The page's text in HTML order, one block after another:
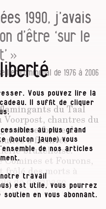
1990, j’avais
d’être ‘sur le
»
communal de 1976 à 2006
du Taal
chantres du
une forme de
à facilités
bruxelloise.
et Fourons,
frôlé des morts à
de dérapage
1997, à Linkebeek.
de Rhode, où
Vous pouvez lire la
Il suffit de cliquer
au plus grand
(bouton jaune) vous
de nos articles
travail
est utile, vous pourrez
en vous abonnant.